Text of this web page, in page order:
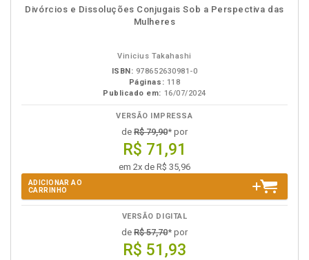
disponível
em
Disponível
na
páginas
Divórcios e Dissoluções Conjugais Sob a Perspectiva das
Mulheres
Vinicius Takahashi
ISBN: 978652630981-0
Páginas: 118
Publicado em: 16/07/2024
VERSÃO IMPRESSA
de R$ 79,90* por
R$ 71,91
em 2x de R$ 35,96
ADICIONAR AO
CARRINHO
VERSÃO DIGITAL
de R$ 57,70* por
R$ 51,93